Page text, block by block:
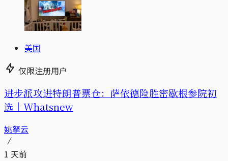
美国
仅限注册用户
进步派攻进特朗普票仓：萨依德险胜密歇根参院初
选｜Whatsnew
姚拏云
1 天前